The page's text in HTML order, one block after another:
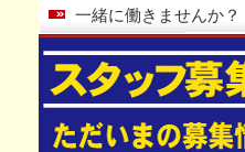
一緒に働きませんか？